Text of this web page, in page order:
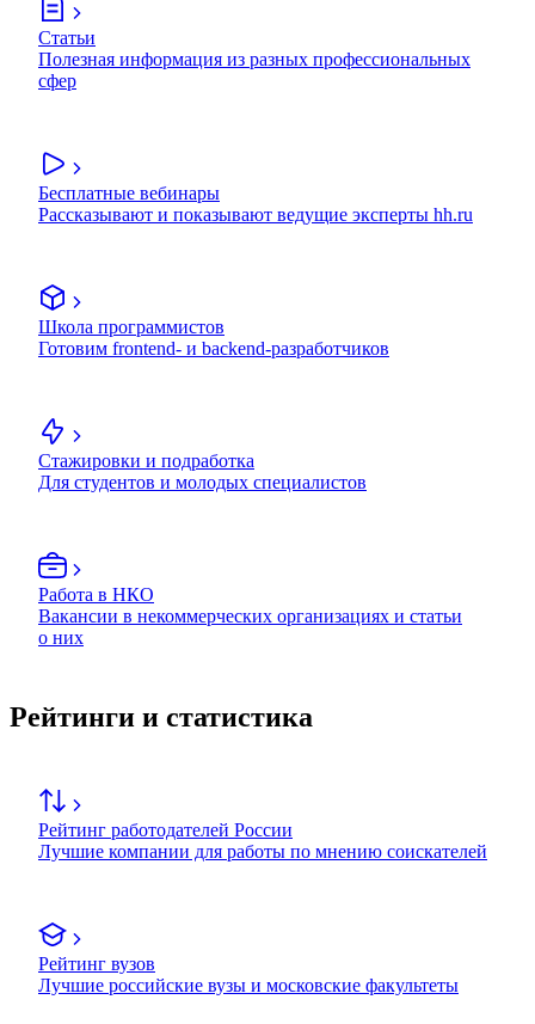
Статьи
Полезная информация из разных профессиональных
сфер
Бесплатные вебинары
Рассказывают и показывают ведущие эксперты hh.ru
Школа программистов
Готовим frontend- и backend-разработчиков
Стажировки и подработка
Для студентов и молодых специалистов
Работа в НКО
Вакансии в некоммерческих организациях и статьи
о них
Рейтинги и статистика
Рейтинг работодателей России
Лучшие компании для работы по мнению соискателей
Рейтинг вузов
Лучшие российские вузы и московские факультеты